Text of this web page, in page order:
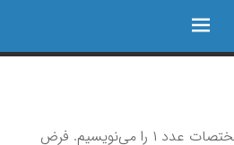
در خانه‌ی (۰,۰) جدول مختصات عدد ۱ را می‌نویسیم. فرض